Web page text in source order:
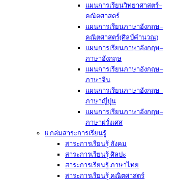
แผนการเรียนวิทยาศาสตร์–
คณิตศาสตร์
แผนการเรียนภาษาอังกฤษ–
คณิตศาสตร์(ศิลป์คำนวณ)
แผนการเรียนภาษาอังกฤษ–
ภาษาอังกฤษ
แผนการเรียนภาษาอังกฤษ–
ภาษาจีน
แผนการเรียนภาษาอังกฤษ–
ภาษาญี่ปุ่น
แผนการเรียนภาษาอังกฤษ–
ภาษาฝรั่งเศส
8 กล่มสาระการเรียนรู้
สาระการเรียนรู้ สังคม
สาระการเรียนรู้ ศิลปะ
สาระการเรียนรู้ ภาษาไทย
สาระการเรียนรู้ คณิตศาสตร์